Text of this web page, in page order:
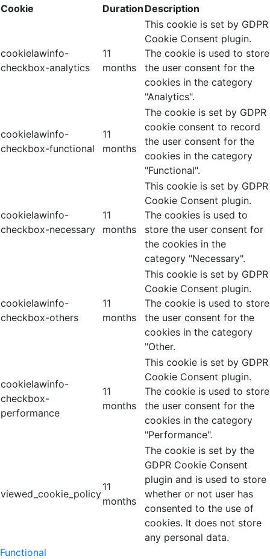
Cookie
Duration Description
cookielawinfo-
checkbox-analytics
11
months
This cookie is set by GDPR
Cookie Consent plugin.
The cookie is used to store
the user consent for the
cookies in the category
"Analytics".
cookielawinfo-
checkbox-functional
11
months
The cookie is set by GDPR
cookie consent to record
the user consent for the
cookies in the category
"Functional".
cookielawinfo-
checkbox-necessary
11
months
This cookie is set by GDPR
Cookie Consent plugin.
The cookies is used to
store the user consent for
the cookies in the
category "Necessary".
cookielawinfo-
checkbox-others
11
months
This cookie is set by GDPR
Cookie Consent plugin.
The cookie is used to store
the user consent for the
cookies in the category
"Other.
cookielawinfo-
checkbox-
performance
11
months
This cookie is set by GDPR
Cookie Consent plugin.
The cookie is used to store
the user consent for the
cookies in the category
"Performance".
viewed_cookie_policy
11
months
The cookie is set by the
GDPR Cookie Consent
plugin and is used to store
whether or not user has
consented to the use of
cookies. It does not store
any personal data.
Functional